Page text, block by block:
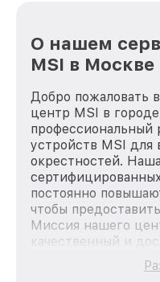
О нашем
MSI в Москве
Добро пожаловать
центр MSI в
профессиональный
устройств MSI для
окрестностей.
постоянно
чтобы
Миссия нашего
качественный и
каждого
зависимости от